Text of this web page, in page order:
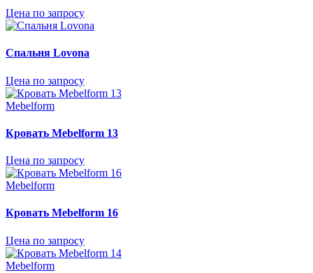
Цена по запросу
Спальня Lovona
Цена по запросу
Mebelform
Кровать Mebelform 13
Цена по запросу
Mebelform
Кровать Mebelform 16
Цена по запросу
Mebelform